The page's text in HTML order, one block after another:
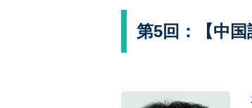
第5回：【中